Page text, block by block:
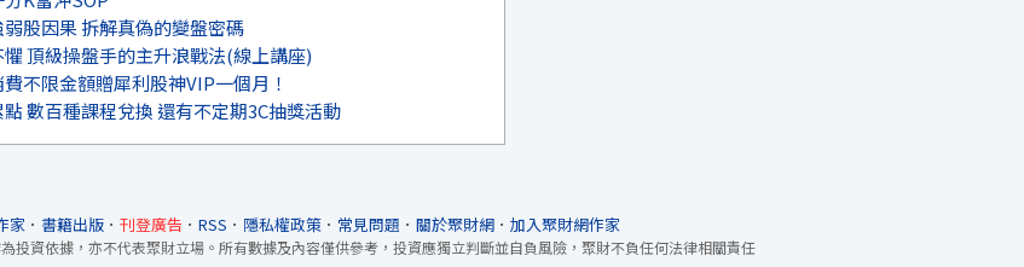
股因果 拆解真偽的變盤密碼
懼 頂級操盤手的主升浪戰法(線上講座)
不限金額贈犀利股神VIP一個月！
數百種課程兌換 還有不定期3C抽獎活動
家． 書籍出版． 刊登廣告 ． RSS ． 隱私權政策． 常見問題 ． 關於聚財網． 加入聚財網作家
投資依據，亦不代表聚財立場。所有數據及內容僅供參考，投資應獨立判斷並自負風險，聚財不負任何法律相關責任